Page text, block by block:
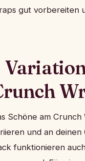
gut vorbereiten
Schöne am
und an
funktionieren